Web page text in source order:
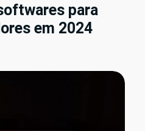
para
em 2024